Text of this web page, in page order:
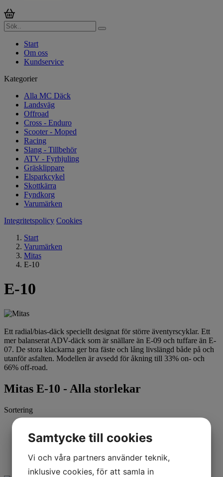
Start
Om oss
Kundservice
Kategorier
Alla MC Däck
Landsväg
Offroad
Cross - Enduro
Scooter - Moped
Racing
Slang - Tillbehör
ATV - Fyrhjuling
Gräsklippare
Elsparkcykel
Skottkärra
Fyndkorg
Varumärken
Integritetspolicy Cookies
Start
Varumärken
Mitas
E-10
E-10
Ett radial/bias-däck speciellt designat för större äventyrscyklar. Ett
mer balanserat ADV-däck som är snällare än E-09 och tuffare än E-
07. De stora klackarna ger bra fäste och lång livslängd både på och
utanför asfalten. Modellen är avsedd för åkning till 33% on- och
66% off-road.
Mitas E-10 - Alla storlekar
Sortering
Senaste
Alfabetisk A-Ö
Billigast
Dyrast
Samtycke till cookies
Vi och våra partners använder teknik,
inklusive cookies, för att samla in